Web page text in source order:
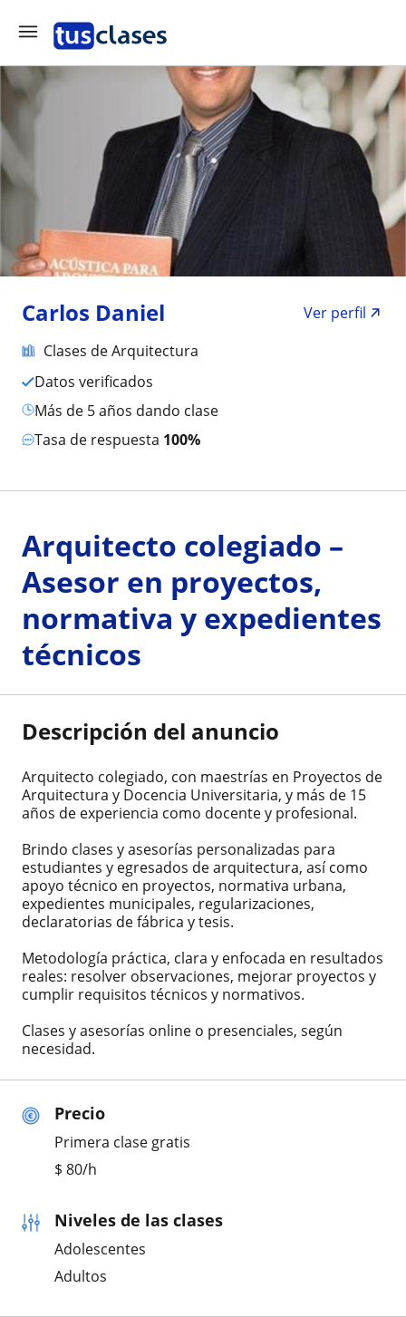
Carlos Daniel
Ver perfil
Clases de Arquitectura
Datos verificados
más de 5 años dando clase
Tasa de respuesta 100%
Precio
Primera clase gratis
$ 80/h
Niveles de las clases
Adolescentes
Adultos
Arquitecto colegiado –
Asesor en proyectos,
normativa y expedientes
técnicos
Descripción del anuncio
Arquitecto colegiado, con maestrías en Proyectos de
Arquitectura y Docencia Universitaria, y más de 15
años de experiencia como docente y profesional.
Brindo clases y asesorías personalizadas para
estudiantes y egresados de arquitectura, así como
apoyo técnico en proyectos, normativa urbana,
expedientes municipales, regularizaciones,
declaratorias de fábrica y tesis.
Metodología práctica, clara y enfocada en resultados
reales: resolver observaciones, mejorar proyectos y
cumplir requisitos técnicos y normativos.
Clases y asesorías online o presenciales, según
necesidad.